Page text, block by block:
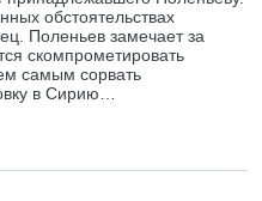
обстоятельствах
Поленьев замечает за
скомпрометировать
самым сорвать
в Сирию…